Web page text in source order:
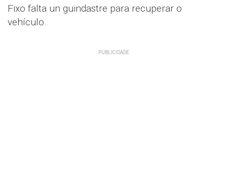
Fixo falta un guindastre para recuperar o
vehículo.